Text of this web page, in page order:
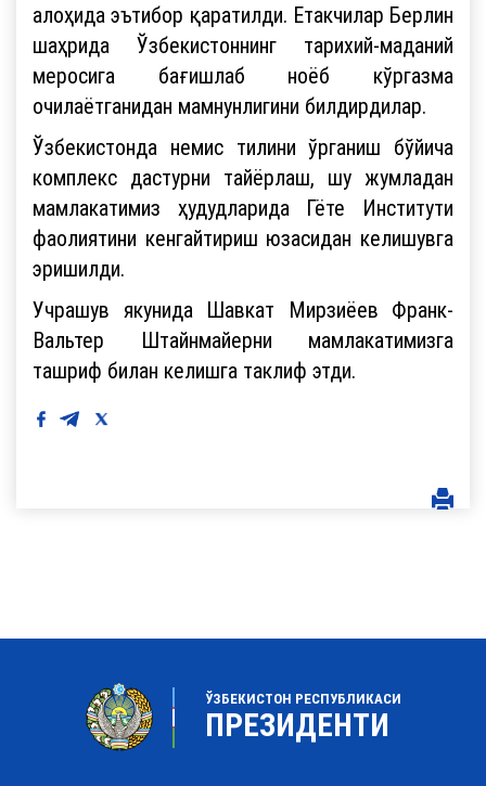
алоҳида эътибор қаратилди. Етакчилар Берлин
шаҳрида Ўзбекистоннинг тарихий-маданий
меросига бағишлаб ноёб кўргазма
очилаётганидан мамнунлигини билдирдилар.
Ўзбекистонда немис тилини ўрганиш бўйича
комплекс дастурни тайёрлаш, шу жумладан
мамлакатимиз ҳудудларида Гёте Институти
фаолиятини кенгайтириш юзасидан келишувга
эришилди.
Учрашув якунида Шавкат Мирзиёев Франк-
Вальтер Штайнмайерни мамлакатимизга
ташриф билан келишга таклиф этди.
ЎЗБЕКИСТОН РЕСПУБЛИКАСИ
ПРЕЗИДЕНТИ